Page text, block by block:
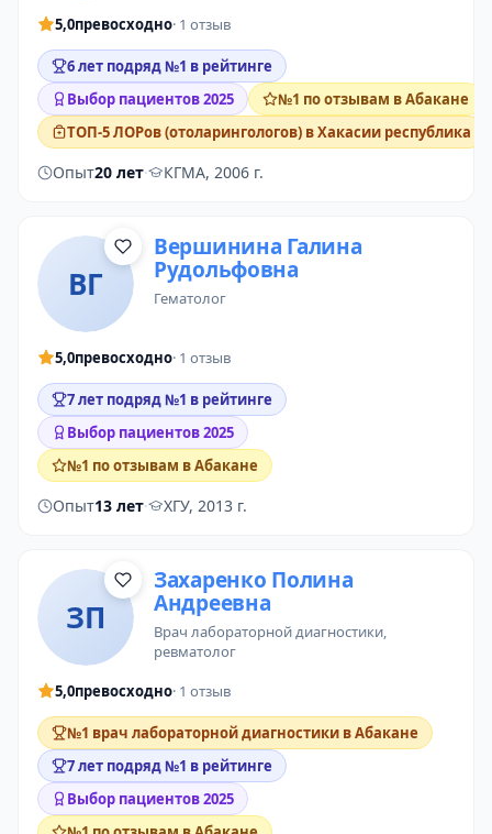
5,0превосходно· 1 отзыв
6 лет подряд №1 в рейтинге
Выбор пациентов 2025
№1 по отзывам в Абакане
ТОП-5 ЛОРов (отоларингологов) в Хакасии республика
Опыт20 лет· КГМА, 2006 г.
ВГ
Вершинина Галина
Рудольфовна
гематолог
5,0превосходно· 1 отзыв
7 лет подряд №1 в рейтинге
Выбор пациентов 2025
№1 по отзывам в Абакане
Опыт13 лет· ХГУ, 2013 г.
ЗП
Захаренко Полина
Андреевна
врач лабораторной диагностики,
ревматолог
5,0превосходно· 1 отзыв
№1 врач лабораторной диагностики в Абакане
7 лет подряд №1 в рейтинге
Выбор пациентов 2025